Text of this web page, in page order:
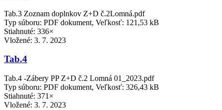
Tab.3 Zoznam doplnkov Z+D č.2Lomná.pdf
Typ súboru: PDF dokument, Veľkosť: 121,53 kB
Stiahnuté: 336×
Vložené: 3. 7. 2023
Tab.4
Tab.4 -Zábery PP Z+D č.2 Lomná 01_2023.pdf
Typ súboru: PDF dokument, Veľkosť: 326,43 kB
Stiahnuté: 371×
Vložené: 3. 7. 2023